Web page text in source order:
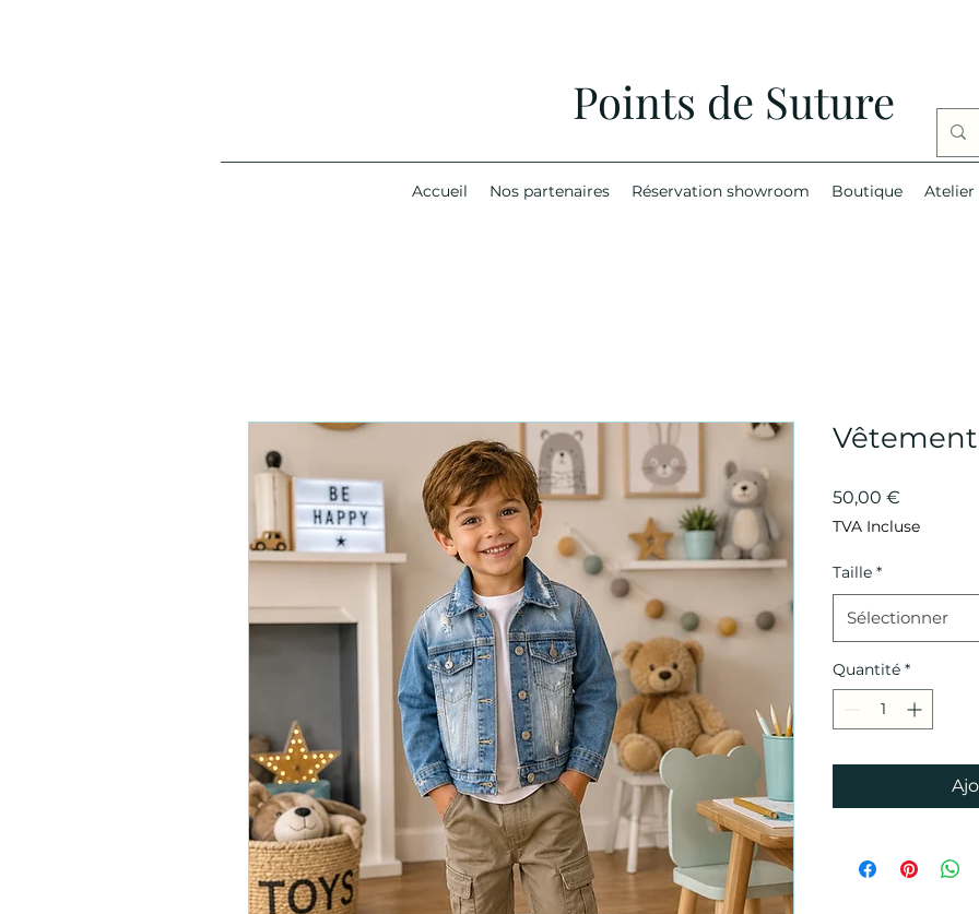
Points de Suture
Accueil Nos partenaires Réservation showroom Boutique Atelier
50,00 €
TVA Incluse
Taille *
Sélectionner
Quantité *